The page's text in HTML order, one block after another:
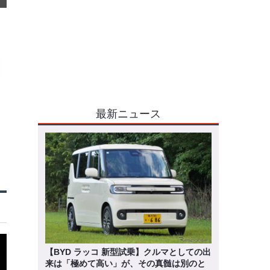
最新ニュース
【BYD ラッコ 新型試乗】クルマとしての出
来は「極めて高い」が、その真髄は別のと